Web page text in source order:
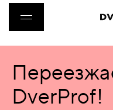
ДВЕРИ
ФУРНИТУРА
DverProf!